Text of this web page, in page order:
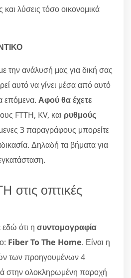
λύσεις τόσο οικονομικά
την ανάλυσή μας για δική σας
αυτό να γίνει μέσα από αυτό
επόμενα. Αφού θα έχετε
FTTH, KV, και ρυθμούς
3 παραγράφους μπορείτε
Δηλαδή τα βήματα για
στις οπτικές
εδώ ότι η συντομογραφία
Fiber To The Home. Είναι η
των προηγουμένων 4
στην ολοκληρωμένη παροχή